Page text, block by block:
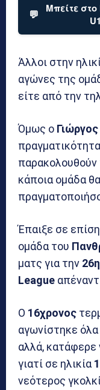
💬
Μπείτε
Άλλοι στην
αγώνες της
είτε από την
Όμως ο
παρακολουθούν
κάποια ομάδα
Έπαιξε σε
ομάδα του
ματς για την
League
Ο 16χρονος
αγωνίστηκε
αλλά, κατάφερε
γιατί σε ηλικία
νεότερος